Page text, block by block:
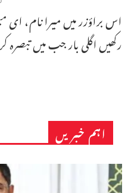
اس براؤزر میں میرا نام،
رکھیں اگلی بار جب میں
اہم خبریں